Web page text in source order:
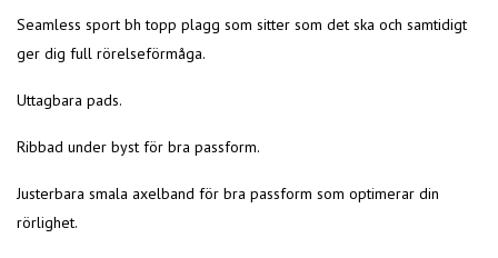
Seamless sport bh topp plagg som sitter som det ska och samtidigt
ger dig full rörelseförmåga.
Uttagbara pads.
Ribbad under byst för bra passform.
Justerbara smala axelband för bra passform som optimerar din
rörlighet.